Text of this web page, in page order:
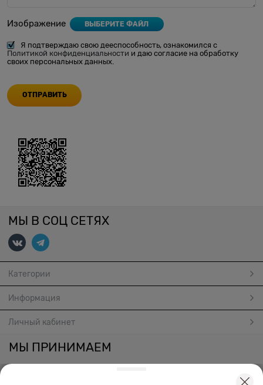
Изображение ВЫБЕРИТЕ ФАЙЛ
Я подтверждаю свою дееспособность, ознакомился с
Политикой конфиденциальности и даю согласие на обработку
своих персональных данных.
МЫ В СОЦ СЕТЯХ
Категории
Информация
Личный кабинет
МЫ ПРИНИМАЕМ